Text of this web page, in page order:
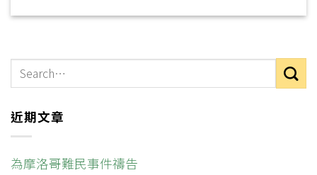
近期文章
為摩洛哥難民事件禱告